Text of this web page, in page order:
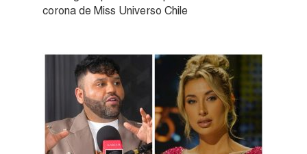
corona de Miss Universo Chile